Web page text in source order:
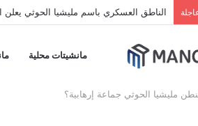
مليشيا الحوثي تقصف معسكرين
مانشيتات محلية
مليشيا الحوثي جماعة إرهابية؟